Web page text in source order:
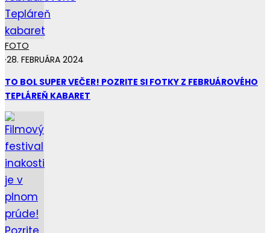
FOTO
·28. FEBRUÁRA 2024
TO BOL SUPER VEČER! POZRITE SI FOTKY Z FEBRUÁROVÉHO
TEPLÁREŇ KABARET